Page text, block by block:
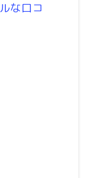
な口コ